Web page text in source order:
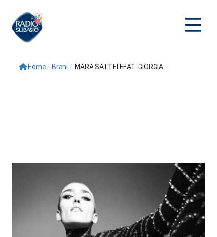
Cerca
Programmi
Conduttori
Repliche
Podcast
Home / Brani / MARA SATTEI FEAT. GIORGIA...